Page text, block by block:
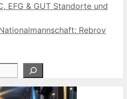
EFG & GUT Standorte und
Rebrov